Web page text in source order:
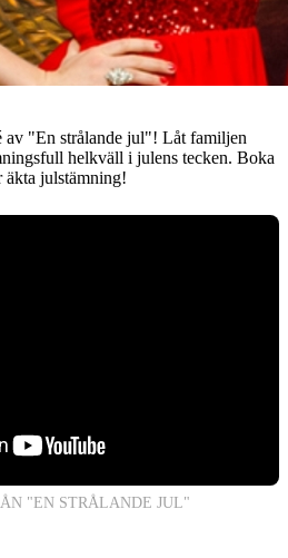
"En strålande jul"! Låt familjen
helkväll i julens tecken. Boka
äkta julstämning!
"EN STRÅLANDE JUL"